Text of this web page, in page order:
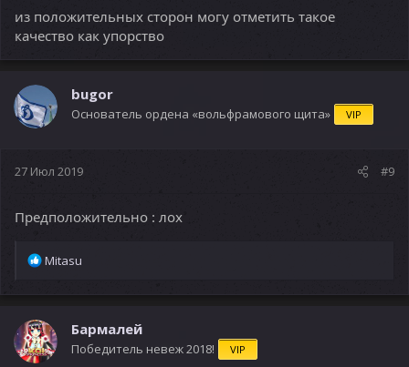
из положительных сторон могу отметить такое
качество как упорство
bugor
Основатель ордена «вольфрамового щита» VIP
27 Июл 2019 #9
Предположительно : лох
Р
а
ц
и
и
Mitasu
Бармалей
Победитель невеж 2018! VIP